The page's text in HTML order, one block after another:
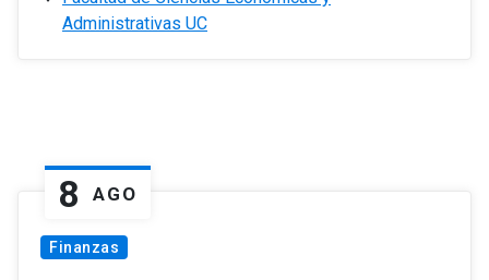
Administrativas UC
8 AGO
Finanzas